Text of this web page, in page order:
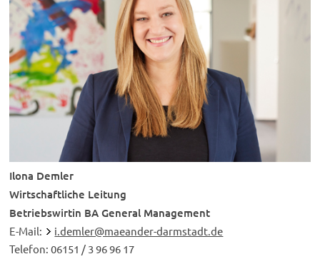
Ilona Demler
Wirtschaftliche Leitung
Betriebswirtin BA General Management
E-Mail:
i.demler@maeander-darmstadt.de
Telefon: 06151 / 3 96 96 17